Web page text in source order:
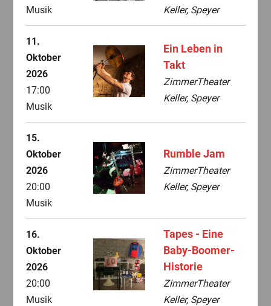
Musik
Keller, Speyer
11.
Oktober
2026
17:00
Musik
Ein Leben in
Takt
ZimmerTheater
Keller, Speyer
15.
Oktober
2026
20:00
Musik
Rumble Jam
ZimmerTheater
Keller, Speyer
16.
Oktober
2026
20:00
Musik
Tapes - Eine
Baby-Boomer-
Historie
ZimmerTheater
Keller, Speyer